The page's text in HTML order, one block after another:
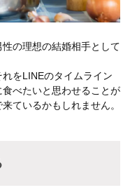
の理想の結婚相手として
をLINEのタイムライン
べたいと思わせることが
ているかもしれません。